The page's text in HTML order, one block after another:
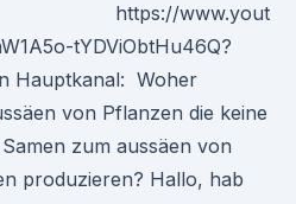
https://www.yout
tYDViObtHu46Q?
Hauptkanal: Woher
von Pflanzen die keine
zum aussäen von
produzieren? Hallo, hab